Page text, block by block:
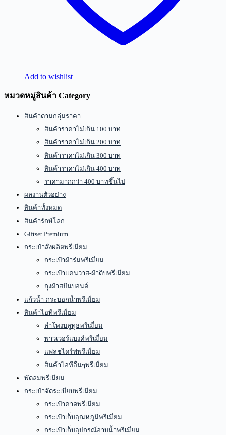
Add to wishlist
หมวดหมู่สินค้า Category
สินค้าตามกลุ่มราคา
สินค้าราคาไม่เกิน 100 บาท
สินค้าราคาไม่เกิน 200 บาท
สินค้าราคาไม่เกิน 300 บาท
สินค้าราคาไม่เกิน 400 บาท
ราคามากกว่า 400 บาทขึ้นไป
ผลงานตัวอย่าง
สินค้าทั้งหมด
สินค้ารักษ์โลก
Giftset Premium
กระเป๋าสั่งผลิตพรีเมี่ยม
กระเป๋าผ้าร่มพรีเมี่ยม
กระเป๋าแคนวาส-ผ้าดิบพรีเมี่ยม
ถุงผ้าสปันบอนด์
แก้วน้ำ-กระบอกน้ำพรีเมี่ยม
สินค้าไอทีพรีเมี่ยม
ลำโพงบลูทูธพรีเมี่ยม
พาวเวอร์แบงค์พรีเมี่ยม
แฟลชไดร์ฟพรีเมี่ยม
สินค้าไอทีอื่นๆพรีเมี่ยม
พัดลมพรีเมี่ยม
กระเป๋าจัดระเบียบพรีเมี่ยม
กระเป๋าคาดพรีเมี่ยม
กระเป๋าเก็บอุณหภูมิพรีเมี่ยม
กระเป๋าเก็บอุปกรณ์อาบน้ำพรีเมี่ยม